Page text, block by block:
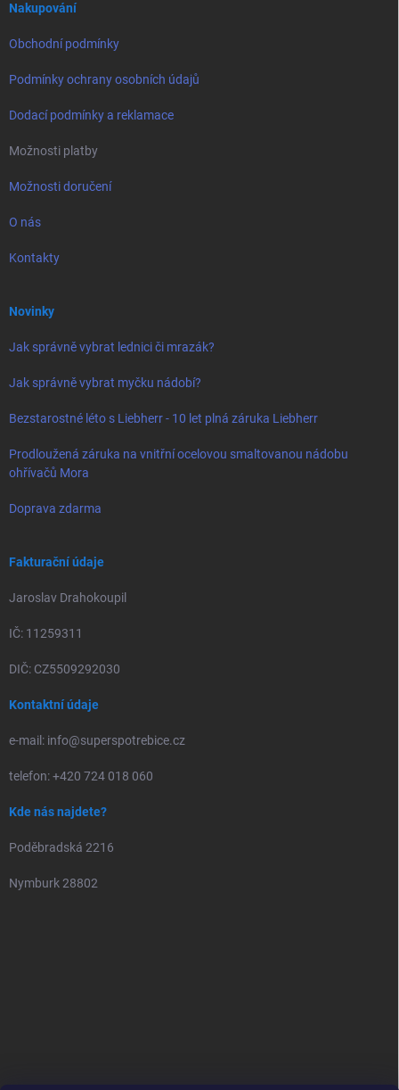
Nakupování
Obchodní podmínky
Podmínky ochrany osobních údajů
Dodací podmínky a reklamace
Možnosti platby
Možnosti doručení
O nás
Kontakty
Novinky
Jak správně vybrat lednici či mrazák?
Jak správně vybrat myčku nádobí?
Bezstarostné léto s Liebherr - 10 let plná záruka Liebherr
Prodloužená záruka na vnitřní ocelovou smaltovanou nádobu
ohřívačů Mora
Doprava zdarma
Fakturační údaje
Jaroslav Drahokoupil
IČ: 11259311
DIČ: CZ5509292030
Kontaktní údaje
e-mail: info@superspotrebice.cz
telefon: +420 724 018 060
Kde nás najdete?
Poděbradská 2216
Nymburk 28802